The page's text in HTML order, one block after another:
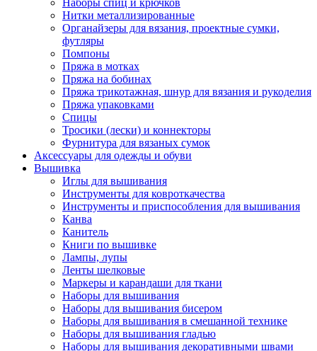
Наборы спиц и крючков
Нитки металлизированные
Органайзеры для вязания, проектные сумки,
футляры
Помпоны
Пряжа в мотках
Пряжа на бобинах
Пряжа трикотажная, шнур для вязания и рукоделия
Пряжа упаковками
Спицы
Тросики (лески) и коннекторы
Фурнитура для вязаных сумок
Аксессуары для одежды и обуви
Вышивка
Иглы для вышивания
Инструменты для ковроткачества
Инструменты и приспособления для вышивания
Канва
Канитель
Книги по вышивке
Лампы, лупы
Ленты шелковые
Маркеры и карандаши для ткани
Наборы для вышивания
Наборы для вышивания бисером
Наборы для вышивания в смешанной технике
Наборы для вышивания гладью
Наборы для вышивания декоративными швами